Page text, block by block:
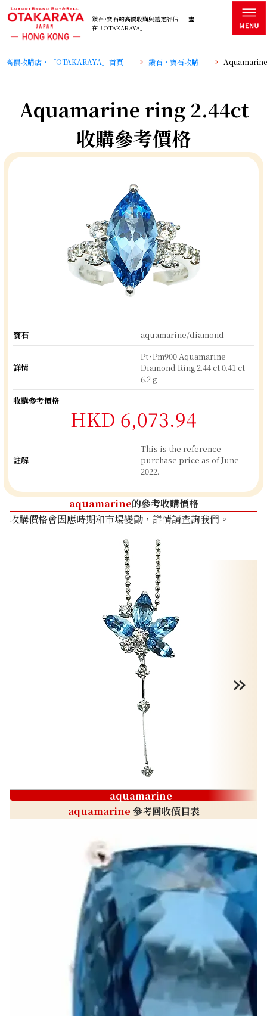
鑽石･寶石的高價收購與鑑定評估——盡
在「OTAKARAYA」
高價收購店・「OTAKARAYA」首頁 鑽石・寶石收購
Aquamarine ring 2.44ct
收購參考價格
寶石 aquamarine/diamond
詳情
Pt･Pm900 Aquamarine
Diamond Ring 2.44 ct 0.41 ct
6.2 g
收購參考價格
HKD 6,073.94
註解
This is the reference
purchase price as of June
2022.
aquamarine的參考收購價格
收購價格會因應時期和市場變動，詳情請查詢我們。
aquamarine
aquamarine 參考回收價目表